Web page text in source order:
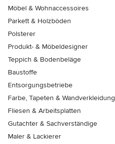
Möbel & Wohnaccessoires
Parkett & Holzböden
Polsterer
Produkt- & Möbeldesigner
Teppich & Bodenbeläge
Baustoffe
Entsorgungsbetriebe
Farbe, Tapeten & Wandverkleidung
Fliesen & Arbeitsplatten
Gutachter & Sachverständige
Maler & Lackierer